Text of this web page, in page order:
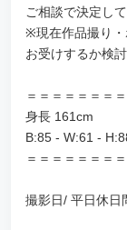
ご相談で決定して
※現在作品撮り・
お受けするか検
＝＝＝＝＝＝＝
身長 161cm
B:85 - W:61 -
＝＝＝＝＝＝＝
撮影日/ 平日休日